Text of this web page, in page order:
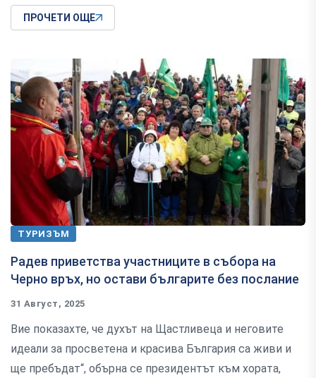
ПРОЧЕТИ ОЩЕ
ТУРИЗЪМ
Радев приветства участниците в събора на
Черно връх, но остави българите без послание
31 Август, 2025
Вие показахте, че духът на Щастливеца и неговите
идеали за просветена и красива България са живи и
ще пребъдат“, обърна се президентът към хората,